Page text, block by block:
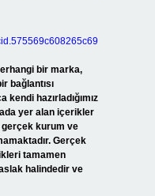
bir marka,
bağlantısı
kendi hazırladığımız
yer alan içerikler
gerçek kurum ve
Gerçek
tamamen
halindedir ve